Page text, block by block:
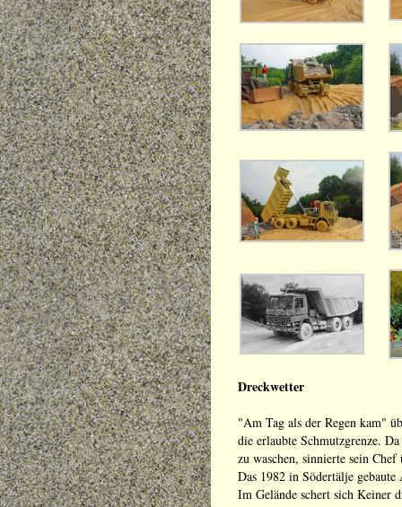
Dreckwetter
"Am Tag als der Regen kam"
die erlaubte Schmutzgrenze.
zu waschen, sinnierte sein
Das 1982 in Södertälje
Im Gelände schert sich Keiner